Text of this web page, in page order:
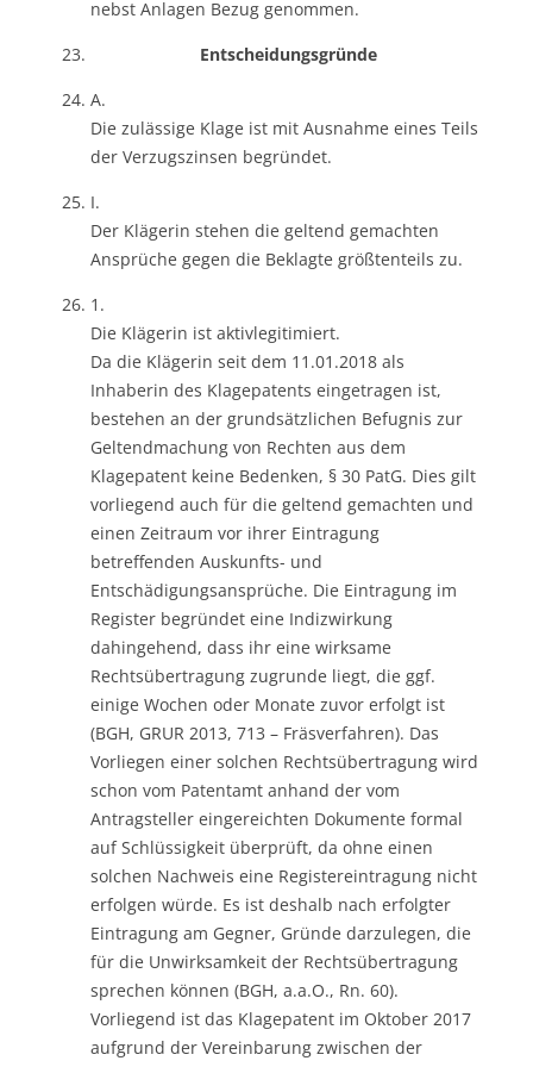
nebst Anlagen Bezug genommen.
Entscheidungsgründe
A.
Die zulässige Klage ist mit Ausnahme eines Teils
der Verzugszinsen begründet.
I.
Der Klägerin stehen die geltend gemachten
Ansprüche gegen die Beklagte größtenteils zu.
1.
Die Klägerin ist aktivlegitimiert.
Da die Klägerin seit dem 11.01.2018 als
Inhaberin des Klagepatents eingetragen ist,
bestehen an der grundsätzlichen Befugnis zur
Geltendmachung von Rechten aus dem
Klagepatent keine Bedenken, § 30 PatG. Dies gilt
vorliegend auch für die geltend gemachten und
einen Zeitraum vor ihrer Eintragung
betreffenden Auskunfts- und
Entschädigungsansprüche. Die Eintragung im
Register begründet eine Indizwirkung
dahingehend, dass ihr eine wirksame
Rechtsübertragung zugrunde liegt, die ggf.
einige Wochen oder Monate zuvor erfolgt ist
(BGH, GRUR 2013, 713 – Fräsverfahren). Das
Vorliegen einer solchen Rechtsübertragung wird
schon vom Patentamt anhand der vom
Antragsteller eingereichten Dokumente formal
auf Schlüssigkeit überprüft, da ohne einen
solchen Nachweis eine Registereintragung nicht
erfolgen würde. Es ist deshalb nach erfolgter
Eintragung am Gegner, Gründe darzulegen, die
für die Unwirksamkeit der Rechtsübertragung
sprechen können (BGH, a.a.O., Rn. 60).
Vorliegend ist das Klagepatent im Oktober 2017
aufgrund der Vereinbarung zwischen der